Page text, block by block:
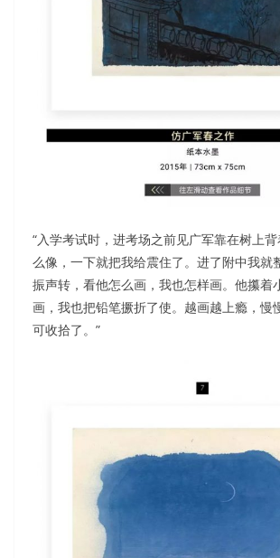
“入学考试时，进考场之前见广军靠在树上
么像，一下就把我给震住了。进了附中我就
振声转，看他怎么画，我也怎样画。他攥着
画，我也把铅笔撅折了使。越画越上瘾，慢
可收拾了。”